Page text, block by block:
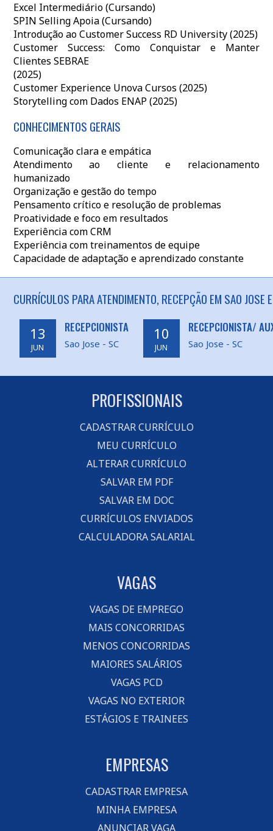
Excel Intermediário (Cursando)
SPIN Selling Apoia (Cursando)
Introdução ao Customer Success RD University (2025)
Customer Success: Como Conquistar e Manter
Clientes SEBRAE
(2025)
Customer Experience Unova Cursos (2025)
Storytelling com Dados ENAP (2025)
CONHECIMENTOS GERAIS
Comunicação clara e empática
Atendimento ao cliente e relacionamento
humanizado
Organização e gestão do tempo
Pensamento crítico e resolução de problemas
Proatividade e foco em resultados
Experiência com CRM
Experiência com treinamentos de equipe
Capacidade de adaptação e aprendizado constante
CURRÍCULOS PARA ATENDIMENTO, RECEPÇÃO EM SAO JOSE
13
JUN
RECEPCIONISTA
Sao Jose - SC
10
JUN
RECEPCIONISTA/
Sao Jose - SC
PROFISSIONAIS
CADASTRAR CURRÍCULO
MEU CURRÍCULO
ALTERAR CURRÍCULO
SALVAR EM PDF
SALVAR EM DOC
CURRÍCULOS ENVIADOS
CALCULADORA SALARIAL
VAGAS
VAGAS DE EMPREGO
MAIS CONCORRIDAS
MENOS CONCORRIDAS
MAIORES SALÁRIOS
VAGAS PCD
VAGAS NO EXTERIOR
ESTÁGIOS E TRAINEES
EMPRESAS
CADASTRAR EMPRESA
MINHA EMPRESA
ANUNCIAR VAGA